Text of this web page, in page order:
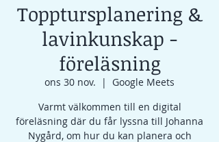
Topptursplanering &
lavinkunskap -
föreläsning
ons 30 nov.
  |
Google Meets
Varmt välkommen till en digital
föreläsning där du får lyssna till Johanna
Nygård, om hur du kan planera och